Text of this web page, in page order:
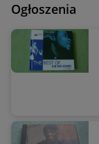
Ogłoszenia